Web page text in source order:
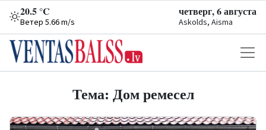
20.5 °C
Ветер 5.66 m/s
четверг, 6 августа
Askolds, Aisma
Тема: Дом ремесел